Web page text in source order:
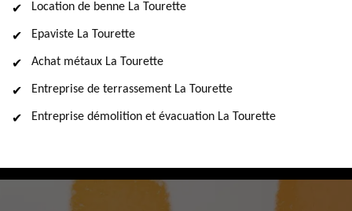
Location de benne La Tourette
Epaviste La Tourette
Achat métaux La Tourette
Entreprise de terrassement La Tourette
Entreprise démolition et évacuation La Tourette